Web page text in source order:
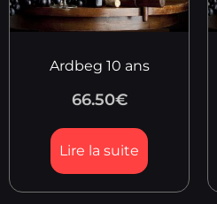
Ardbeg 10 ans
66.50€
Lire la suite